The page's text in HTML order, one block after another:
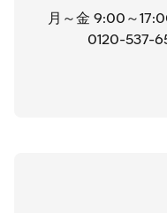
月～金 9:00～
0120-537-